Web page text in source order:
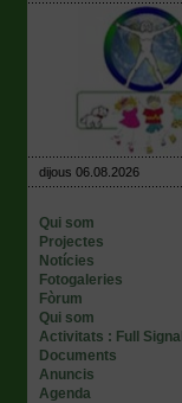
dijous 06.08.2026
Qui som
Projectes
Notícies
Fotogaleries
Fòrum
Qui som
Activitats : Full Signal
Documents
Anuncis
Agenda